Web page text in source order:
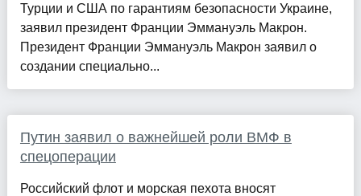
Турции и США по гарантиям безопасности Украине,
заявил президент Франции Эммануэль Макрон.
Президент Франции Эммануэль Макрон заявил о
создании специально...
Путин заявил о важнейшей роли ВМФ в
спецоперации
Российский флот и морская пехота вносят